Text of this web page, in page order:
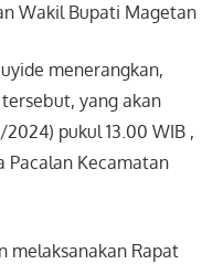
Wakil Bupati Magetan
menerangkan,
yang akan
pukul 13.00 WIB ,
Pacalan Kecamatan
melaksanakan Rapat